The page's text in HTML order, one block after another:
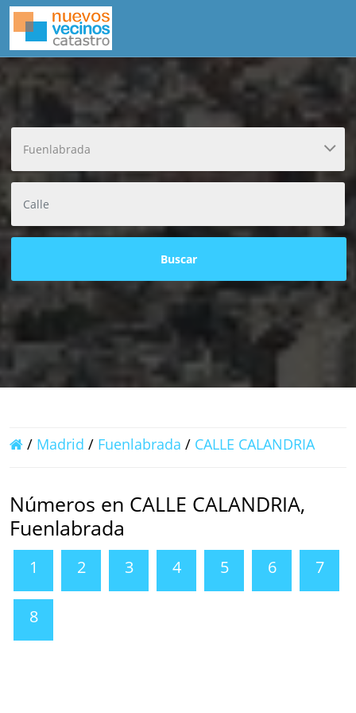
/ Madrid / Fuenlabrada / CALLE CALANDRIA
Números en CALLE CALANDRIA,
Fuenlabrada
1 2 3 4 5 6 7
8